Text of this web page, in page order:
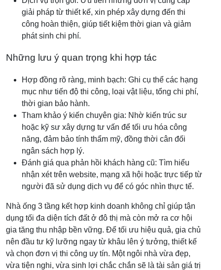
giải pháp từ thiết kế, xin phép xây dựng đến thi
công hoàn thiện, giúp tiết kiệm thời gian và giảm
phát sinh chi phí.
Những lưu ý quan trọng khi hợp tác
Hợp đồng rõ ràng, minh bạch: Ghi cụ thể các hạng
mục như tiến độ thi công, loại vật liệu, tổng chi phí,
thời gian bảo hành.
Tham khảo ý kiến chuyên gia: Nhờ kiến trúc sư
hoặc kỹ sư xây dựng tư vấn để tối ưu hóa công
năng, đảm bảo tính thẩm mỹ, đồng thời cân đối
ngân sách hợp lý.
Đánh giá qua phản hồi khách hàng cũ: Tìm hiểu
nhận xét trên website, mạng xã hội hoặc trực tiếp từ
người đã sử dụng dịch vụ để có góc nhìn thực tế.
Nhà ống 3 tầng kết hợp kinh doanh không chỉ giúp tận
dụng tối đa diện tích đất ở đô thị mà còn mở ra cơ hội
gia tăng thu nhập bền vững. Để tối ưu hiệu quả, gia chủ
nên đầu tư kỹ lưỡng ngay từ khâu lên ý tưởng, thiết kế
và chọn đơn vị thi công uy tín. Một ngôi nhà vừa đẹp,
vừa tiện nghi, vừa sinh lợi chắc chắn sẽ là tài sản giá trị